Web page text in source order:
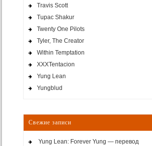
Travis Scott
Tupac Shakur
Twenty One Pilots
Tyler, The Creator
Within Temptation
XXXTentacion
Yung Lean
Yungblud
Свежие записи
Yung Lean: Forever Yung — перевод